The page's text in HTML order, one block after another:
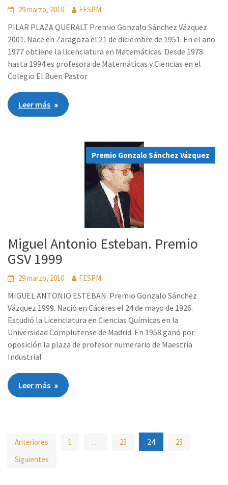
29 marzo, 2010 FESPM
PILAR PLAZA QUERALT Premio Gonzalo Sánchez Vázquez
2001. Nace en Zaragoza el 21 de diciembre de 1951. En el año
1977 obtiene la licenciatura en Matemáticas. Desde 1978
hasta 1994 es profesora de Matemáticas y Ciencias en el
Colegio El Buen Pastor
Leer más
Premio Gonzalo Sánchez Vázquez
Miguel Antonio Esteban. Premio
GSV 1999
29 marzo, 2010 FESPM
MIGUEL ANTONIO ESTEBAN. Premio Gonzalo Sánchez
Vázquez 1999. Nació en Cáceres el 24 de mayo de 1926.
Estudió la Licenciatura en Ciencias Químicas en la
Universidad Complutense de Madrid. En 1958 ganó por
oposición la plaza de profesor numerario de Maestría
Industrial
Leer más
Paginación
de
Anteriores 1 … 23 24
25
Siguientes